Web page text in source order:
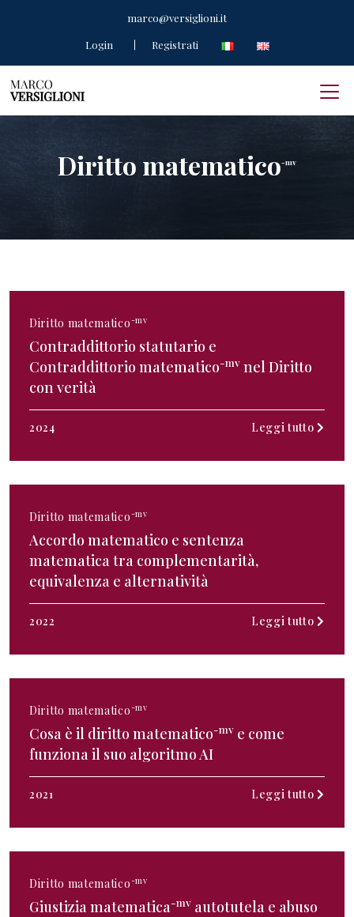
marco@versiglioni.it
Login
Registrati
Diritto matematico-mv
Diritto matematico-mv
Contraddittorio statutario e
Contraddittorio matematico-mv nel Diritto
con verità
2024 Leggi tutto
Diritto matematico-mv
Accordo matematico e sentenza
matematica tra complementarità,
equivalenza e alternatività
2022 Leggi tutto
Diritto matematico-mv
Cosa è il diritto matematico-mv e come
funziona il suo algoritmo AI
2021 Leggi tutto
Diritto matematico-mv
Giustizia matematica-mv autotutela e abuso